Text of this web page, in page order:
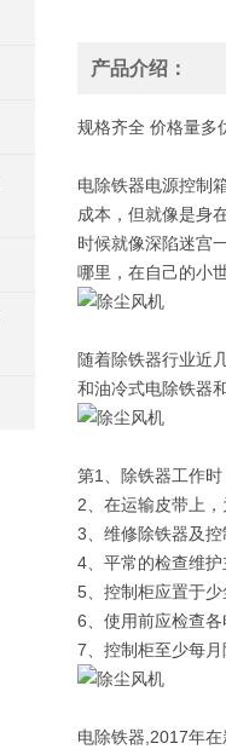
产品介绍：
规格齐全 价格量多
电除铁器电源控制
成本，但就像是身
时候就像深陷迷宫
哪里，在自己的小
随着除铁器行业近
和油冷式电除铁器
第1、除铁器工作
2、在运输皮带上
3、维修除铁器及
4、平常的检查维
5、控制柜应置于
6、使用前应检查
7、控制柜至少每
电除铁器,2017年